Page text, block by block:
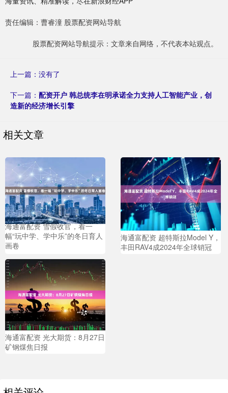
责任编辑：曹睿潼 股票配资网站导航
股票配资网站导航提示：文章来自网络，不代表本站观点。
上一篇：没有了
下一篇： 配资开户 韩总统李在明承诺全力支持人工智能产业，创
造新的经济增长引擎
相关文章
海通富配资 雪假收官，看一
幅“玩中学、学中乐”的冬日育人
画卷
海通富配资 超特斯拉Model Y，
丰田RAV4成2024年全球销冠
海通富配资 光大期货：8月27日
矿钢煤焦日报